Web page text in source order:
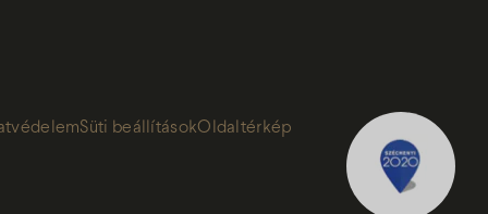
Süti beállításokOldaltérkép